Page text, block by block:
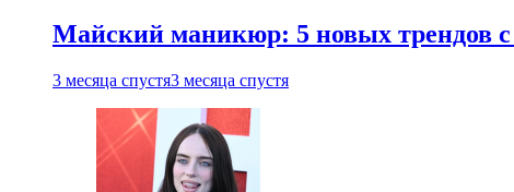
Майский маникюр: 5 новых трендов
3 месяца спустя3 месяца спустя